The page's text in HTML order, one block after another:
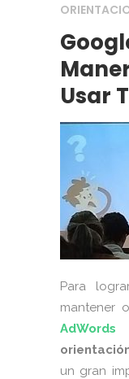
Usar
Para
mantener
AdWords
un gran